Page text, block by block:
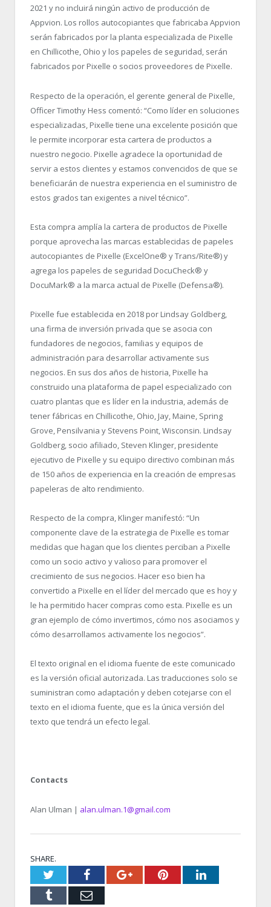
2021 y no incluirá ningún activo de producción de
Appvion. Los rollos autocopiantes que fabricaba Appvion
serán fabricados por la planta especializada de Pixelle
en Chillicothe, Ohio y los papeles de seguridad, serán
fabricados por Pixelle o socios proveedores de Pixelle.
Respecto de la operación, el gerente general de Pixelle,
Officer Timothy Hess comentó: “Como líder en soluciones
especializadas, Pixelle tiene una excelente posición que
le permite incorporar esta cartera de productos a
nuestro negocio. Pixelle agradece la oportunidad de
servir a estos clientes y estamos convencidos de que se
beneficiarán de nuestra experiencia en el suministro de
estos grados tan exigentes a nivel técnico”.
Esta compra amplía la cartera de productos de Pixelle
porque aprovecha las marcas establecidas de papeles
autocopiantes de Pixelle (ExcelOne® y Trans/Rite®) y
agrega los papeles de seguridad DocuCheck® y
DocuMark® a la marca actual de Pixelle (Defensa®).
Pixelle fue establecida en 2018 por Lindsay Goldberg,
una firma de inversión privada que se asocia con
fundadores de negocios, familias y equipos de
administración para desarrollar activamente sus
negocios. En sus dos años de historia, Pixelle ha
construido una plataforma de papel especializado con
cuatro plantas que es líder en la industria, además de
tener fábricas en Chillicothe, Ohio, Jay, Maine, Spring
Grove, Pensilvania y Stevens Point, Wisconsin. Lindsay
Goldberg, socio afiliado, Steven Klinger, presidente
ejecutivo de Pixelle y su equipo directivo combinan más
de 150 años de experiencia en la creación de empresas
papeleras de alto rendimiento.
Respecto de la compra, Klinger manifestó: “Un
componente clave de la estrategia de Pixelle es tomar
medidas que hagan que los clientes perciban a Pixelle
como un socio activo y valioso para promover el
crecimiento de sus negocios. Hacer eso bien ha
convertido a Pixelle en el líder del mercado que es hoy y
le ha permitido hacer compras como esta. Pixelle es un
gran ejemplo de cómo invertimos, cómo nos asociamos y
cómo desarrollamos activamente los negocios”.
El texto original en el idioma fuente de este comunicado
es la versión oficial autorizada. Las traducciones solo se
suministran como adaptación y deben cotejarse con el
texto en el idioma fuente, que es la única versión del
texto que tendrá un efecto legal.
Contacts
Alan Ulman | alan.ulman.1@gmail.com
SHARE.
TwitterFacebookGoogle+PinterestLinkedIn
Tumblr Email